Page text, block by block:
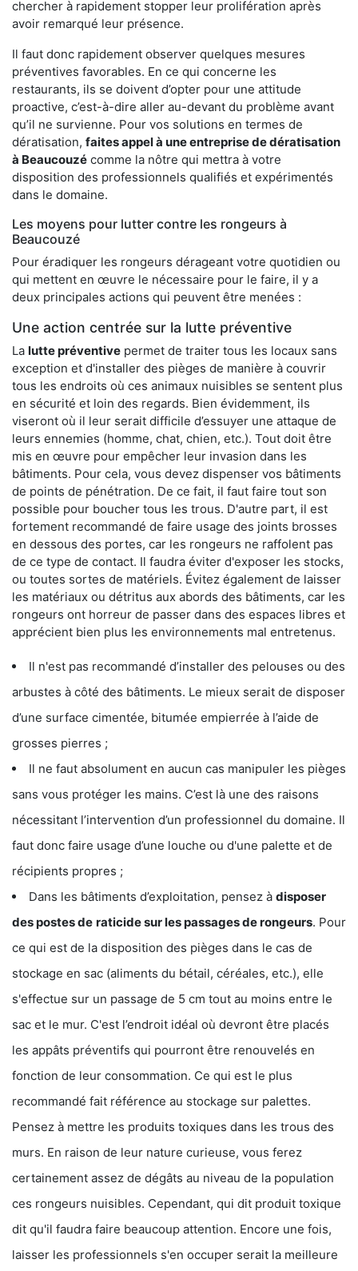
chercher à rapidement stopper leur prolifération après
avoir remarqué leur présence.
Il faut donc rapidement observer quelques mesures
préventives favorables. En ce qui concerne les
restaurants, ils se doivent d’opter pour une attitude
proactive, c’est-à-dire aller au-devant du problème avant
qu’il ne survienne. Pour vos solutions en termes de
dératisation, faites appel à une entreprise de dératisation
à Beaucouzé comme la nôtre qui mettra à votre
disposition des professionnels qualifiés et expérimentés
dans le domaine.
Les moyens pour lutter contre les rongeurs à
Beaucouzé
Pour éradiquer les rongeurs dérageant votre quotidien ou
qui mettent en œuvre le nécessaire pour le faire, il y a
deux principales actions qui peuvent être menées :
Une action centrée sur la lutte préventive
La lutte préventive permet de traiter tous les locaux sans
exception et d'installer des pièges de manière à couvrir
tous les endroits où ces animaux nuisibles se sentent plus
en sécurité et loin des regards. Bien évidemment, ils
viseront où il leur serait difficile d’essuyer une attaque de
leurs ennemies (homme, chat, chien, etc.). Tout doit être
mis en œuvre pour empêcher leur invasion dans les
bâtiments. Pour cela, vous devez dispenser vos bâtiments
de points de pénétration. De ce fait, il faut faire tout son
possible pour boucher tous les trous. D'autre part, il est
fortement recommandé de faire usage des joints brosses
en dessous des portes, car les rongeurs ne raffolent pas
de ce type de contact. Il faudra éviter d'exposer les stocks,
ou toutes sortes de matériels. Évitez également de laisser
les matériaux ou détritus aux abords des bâtiments, car les
rongeurs ont horreur de passer dans des espaces libres et
apprécient bien plus les environnements mal entretenus.
Il n'est pas recommandé d’installer des pelouses ou des
arbustes à côté des bâtiments. Le mieux serait de disposer
d’une surface cimentée, bitumée empierrée à l’aide de
grosses pierres ;
Il ne faut absolument en aucun cas manipuler les pièges
sans vous protéger les mains. C’est là une des raisons
nécessitant l’intervention d’un professionnel du domaine. Il
faut donc faire usage d’une louche ou d'une palette et de
récipients propres ;
Dans les bâtiments d’exploitation, pensez à disposer
des postes de raticide sur les passages de rongeurs. Pour
ce qui est de la disposition des pièges dans le cas de
stockage en sac (aliments du bétail, céréales, etc.), elle
s'effectue sur un passage de 5 cm tout au moins entre le
sac et le mur. C'est l’endroit idéal où devront être placés
les appâts préventifs qui pourront être renouvelés en
fonction de leur consommation. Ce qui est le plus
recommandé fait référence au stockage sur palettes.
Pensez à mettre les produits toxiques dans les trous des
murs. En raison de leur nature curieuse, vous ferez
certainement assez de dégâts au niveau de la population
ces rongeurs nuisibles. Cependant, qui dit produit toxique
dit qu'il faudra faire beaucoup attention. Encore une fois,
laisser les professionnels s'en occuper serait la meilleure